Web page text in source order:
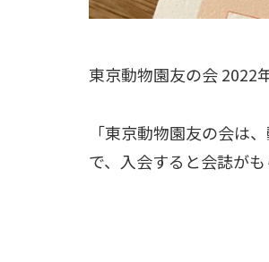
東京動物園友の会 2022
「東京動物園友の会は
で、入会すると会誌が